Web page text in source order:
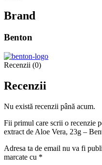
Brand
Benton
Recenzii (0)
Recenzii
Nu există recenzii până acum.
Fii primul care scrii o recenzie
extract de Aloe Vera, 23g –
Adresa ta de email nu va fi
marcate cu *